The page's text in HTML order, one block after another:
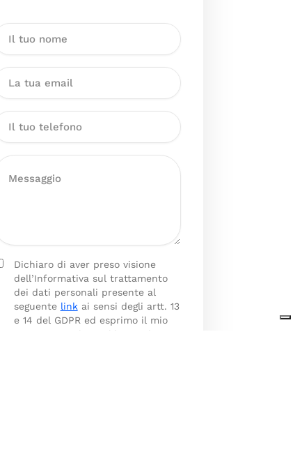
Dichiaro di aver preso visione
dell’Informativa sul trattamento
dei dati personali presente al
seguente linkai sensi degli artt. 13
e 14 del GDPR ed esprimo il mio
consenso esplicito, libero ed